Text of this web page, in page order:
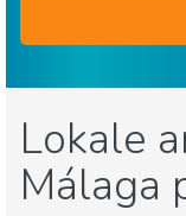
Lokale
Málaga